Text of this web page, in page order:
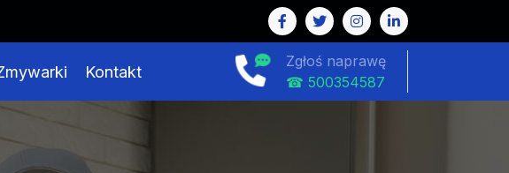
Kontakt
Zgłoś naprawę
☎ 500354587